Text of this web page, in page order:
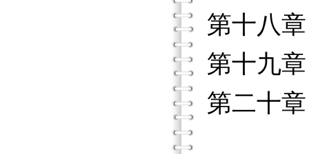
第十八
第十九
第二十